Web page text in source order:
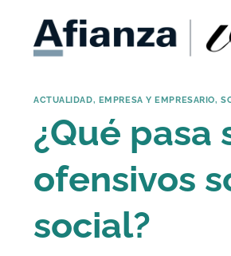
contenido
ACTUALIDAD, EMPRESA Y EMPRESARIO,
¿Qué
ofensivos
social?